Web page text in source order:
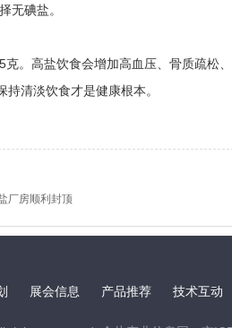
无碘盐。
高盐饮食会增加高血压、骨质疏松
持清淡饮食才是健康根本。
厂房顺利封顶
展会信息 产品推荐 技术互动